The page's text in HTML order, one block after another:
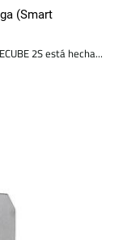
(Smart
2S está hecha...